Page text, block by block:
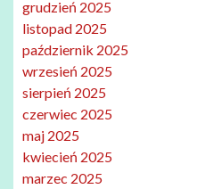
grudzień 2025
listopad 2025
październik 2025
wrzesień 2025
sierpień 2025
czerwiec 2025
maj 2025
kwiecień 2025
marzec 2025